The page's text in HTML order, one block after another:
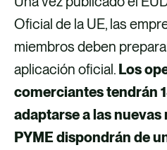
Oficial de la UE, las
miembros deben
aplicación oficial. Los
comerciantes tendrán
adaptarse a las nuevas
PYME dispondrán de